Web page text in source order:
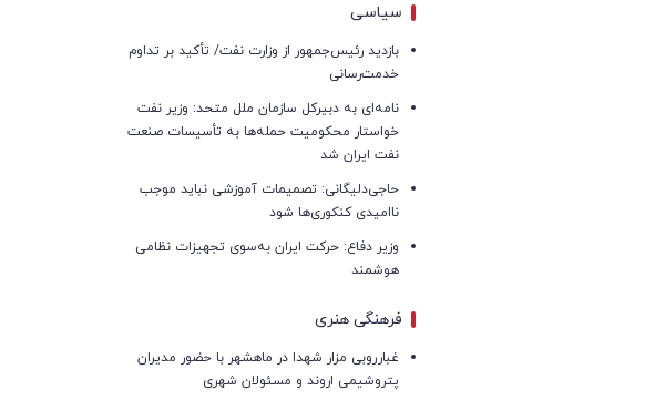
سیاسی
بازدید رئیس‌جمهور از وزارت نفت/ تأکید بر تداوم
خدمت‌رسانی
نامه‌ای به دبیرکل سازمان ملل متحد: وزیر نفت
خواستار محکومیت حمله‌ها به تأسیسات صنعت
نفت ایران شد
حاجی‌دلیگانی: تصمیمات آموزشی نباید موجب
ناامیدی کنکوری‌ها شود
وزیر دفاع: حرکت ایران به‌سوی تجهیزات نظامی
هوشمند
فرهنگی هنری
غبارروبی مزار شهدا در ماهشهر با حضور مدیران
پتروشیمی اروند و مسئولان شهری